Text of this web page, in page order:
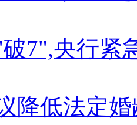
7",央行紧
降低法定婚